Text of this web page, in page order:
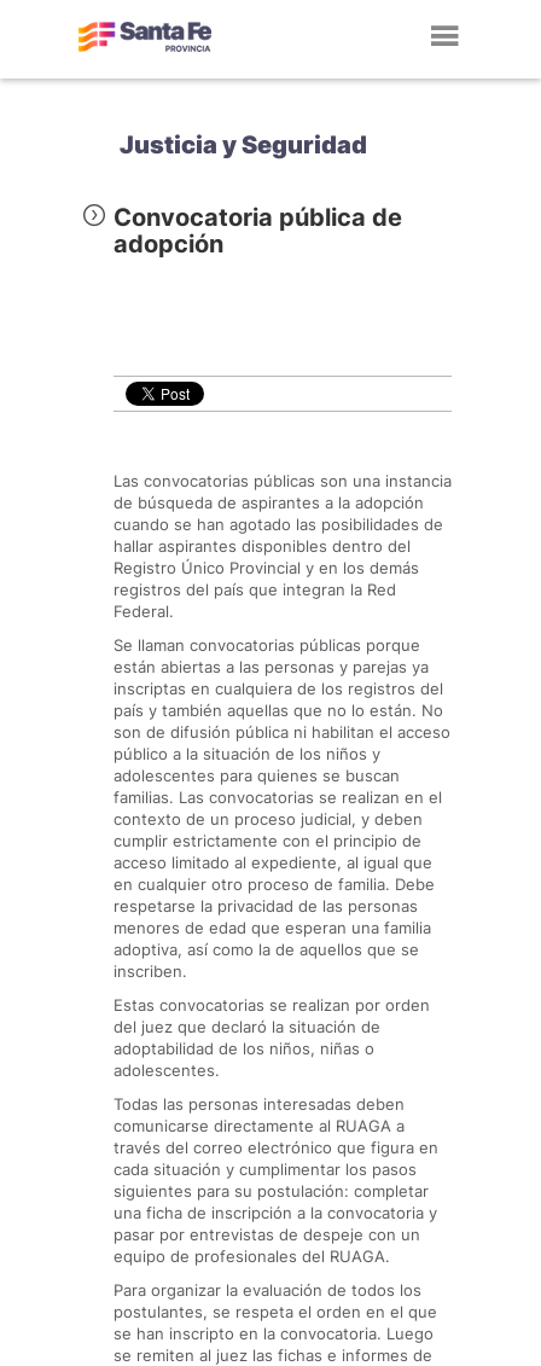
Justicia y Seguridad
Convocatoria pública de
adopción
Las convocatorias públicas son una instancia
de búsqueda de aspirantes a la adopción
cuando se han agotado las posibilidades de
hallar aspirantes disponibles dentro del
Registro Único Provincial y en los demás
registros del país que integran la Red
Federal.
Se llaman convocatorias públicas porque
están abiertas a las personas y parejas ya
inscriptas en cualquiera de los registros del
país y también aquellas que no lo están. No
son de difusión pública ni habilitan el acceso
público a la situación de los niños y
adolescentes para quienes se buscan
familias. Las convocatorias se realizan en el
contexto de un proceso judicial, y deben
cumplir estrictamente con el principio de
acceso limitado al expediente, al igual que
en cualquier otro proceso de familia. Debe
respetarse la privacidad de las personas
menores de edad que esperan una familia
adoptiva, así como la de aquellos que se
inscriben.
Estas convocatorias se realizan por orden
del juez que declaró la situación de
adoptabilidad de los niños, niñas o
adolescentes.
Todas las personas interesadas deben
comunicarse directamente al RUAGA a
través del correo electrónico que figura en
cada situación y cumplimentar los pasos
siguientes para su postulación: completar
una ficha de inscripción a la convocatoria y
pasar por entrevistas de despeje con un
equipo de profesionales del RUAGA.
Para organizar la evaluación de todos los
postulantes, se respeta el orden en el que
se han inscripto en la convocatoria. Luego
se remiten al juez las fichas e informes de